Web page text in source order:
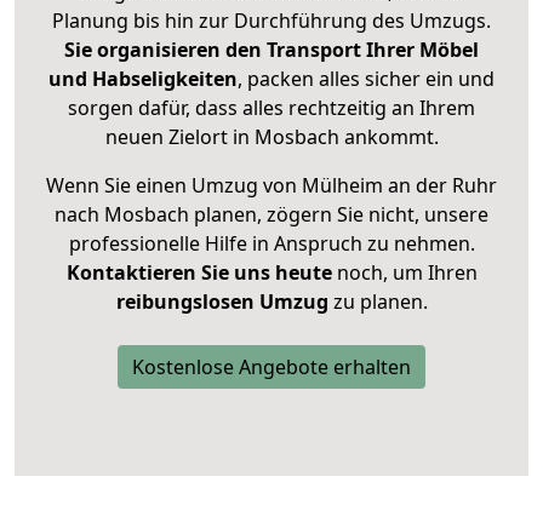
Planung bis hin zur Durchführung des Umzugs.
Sie organisieren den Transport Ihrer Möbel
und Habseligkeiten, packen alles sicher ein und
sorgen dafür, dass alles rechtzeitig an Ihrem
neuen Zielort in Mosbach ankommt.
Wenn Sie einen Umzug von Mülheim an der Ruhr
nach Mosbach planen, zögern Sie nicht, unsere
professionelle Hilfe in Anspruch zu nehmen.
Kontaktieren Sie uns heutenoch, um Ihren
reibungslosen Umzug zu planen.
Kostenlose Angebote erhalten